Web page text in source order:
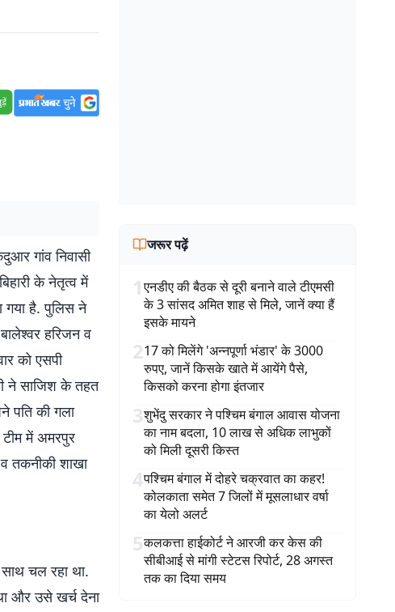
गांव निवासी
के नेतृत्व में
गया है. पुलिस ने
हरिजन व
को एसपी
ने साजिश के तहत
पति की गला
टीम में अमरपुर
तकनीकी शाखा
चल रहा था.
और उसे खर्च देना
जरूर पढ़ें
1एनडीए की बैठक से दूरी बनाने वाले टीएमसी
के 3 सांसद अमित शाह से मिले, जानें क्या हैं
इसके मायने
217 को मिलेंगे 'अन्नपूर्णा भंडार' के 3000
रुपए, जानें किसके खाते में आयेंगे पैसे,
किसको करना होगा इंतजार
3शुभेंदु सरकार ने पश्चिम बंगाल आवास योजना
का नाम बदला, 10 लाख से अधिक लाभुकों
को मिली दूसरी किस्त
4पश्चिम बंगाल में दोहरे चक्रवात का कहर!
कोलकाता समेत 7 जिलों में मूसलाधार वर्षा
का येलो अलर्ट
5कलकत्ता हाईकोर्ट ने आरजी कर केस की
सीबीआई से मांगी स्टेटस रिपोर्ट, 28 अगस्त
तक का दिया समय